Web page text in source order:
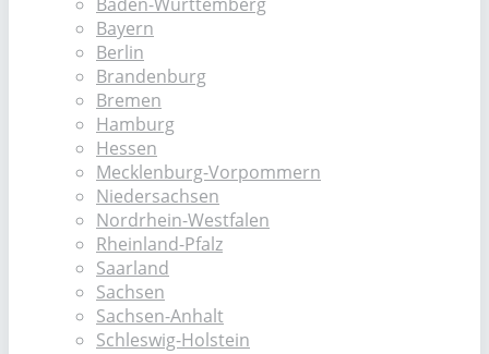
Bayern
Berlin
Brandenburg
Bremen
Hamburg
Hessen
Mecklenburg-Vorpommern
Niedersachsen
Nordrhein-Westfalen
Rheinland-Pfalz
Saarland
Sachsen
Sachsen-Anhalt
Schleswig-Holstein